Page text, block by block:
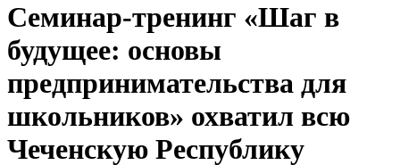
Семинар-тренинг «Шаг в
будущее: основы
предпринимательства для
школьников» охватил всю
Чеченскую Республику